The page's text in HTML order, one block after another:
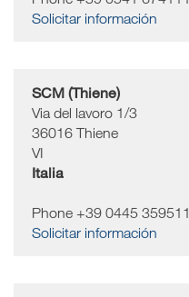
Solicitar información
SCM (Thiene)
Via del lavoro 1/3
36016 Thiene
VI
Italia
Phone +39 0445 359511
Solicitar información